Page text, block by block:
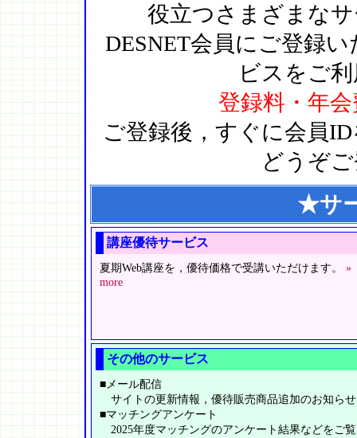
役立つさまざまな
DESNET会員にご登録
ビスをご
登録料・年
ご登録後，すぐに会員
どうぞ
★サ
講座優待サービス
夏期Web講座を，優待価格で受講いただけます。 »
more
その他のサービス
■メール配信
サイトの更新情報，優待販売商品追加のお知ら
■マッチングアンケート
2025年度マッチングのアンケート結果などをご